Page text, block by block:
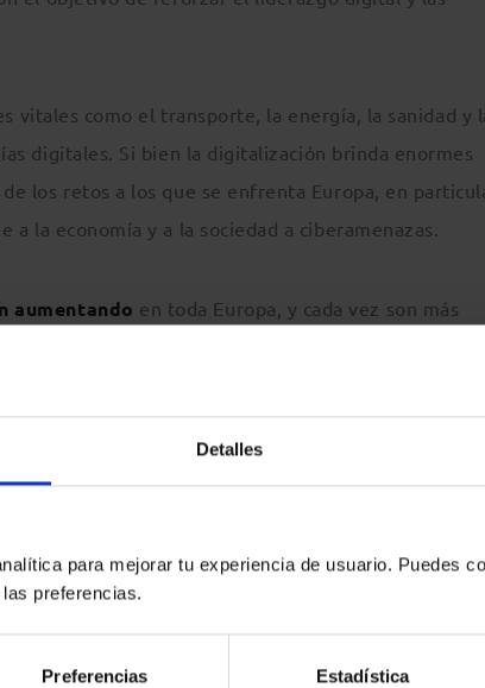
Detalles
para mejorar tu experiencia de usuario. Puedes
preferencias.
Preferencias Estadística
vitales como el transporte, la energía, la sanidad y
digitales. Si bien la digitalización brinda enormes
los retos a los que se enfrenta Europa, en
la economía y a la sociedad a ciberamenazas.
aumentando en toda Europa, y cada vez son más
en el futuro, dado que se espera que 22 300
al internet de las cosas de aquí a 2024. A
está trabajando en varios frentes para: